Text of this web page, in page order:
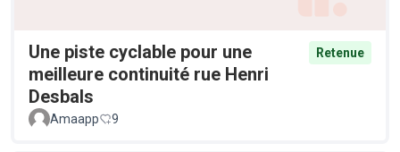
Une piste cyclable pour une
meilleure continuité rue Henri
Desbals
Retenue
Amaapp 9